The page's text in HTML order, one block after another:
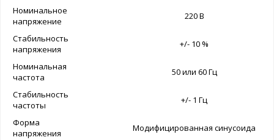
Номинальное
напряжение
220 В
Стабильность
напряжения
+/- 10 %
Номинальная
частота
50 или 60 Гц
Стабильность
частоты
+/- 1 Гц
Форма
напряжения
Модифицированная синусоида